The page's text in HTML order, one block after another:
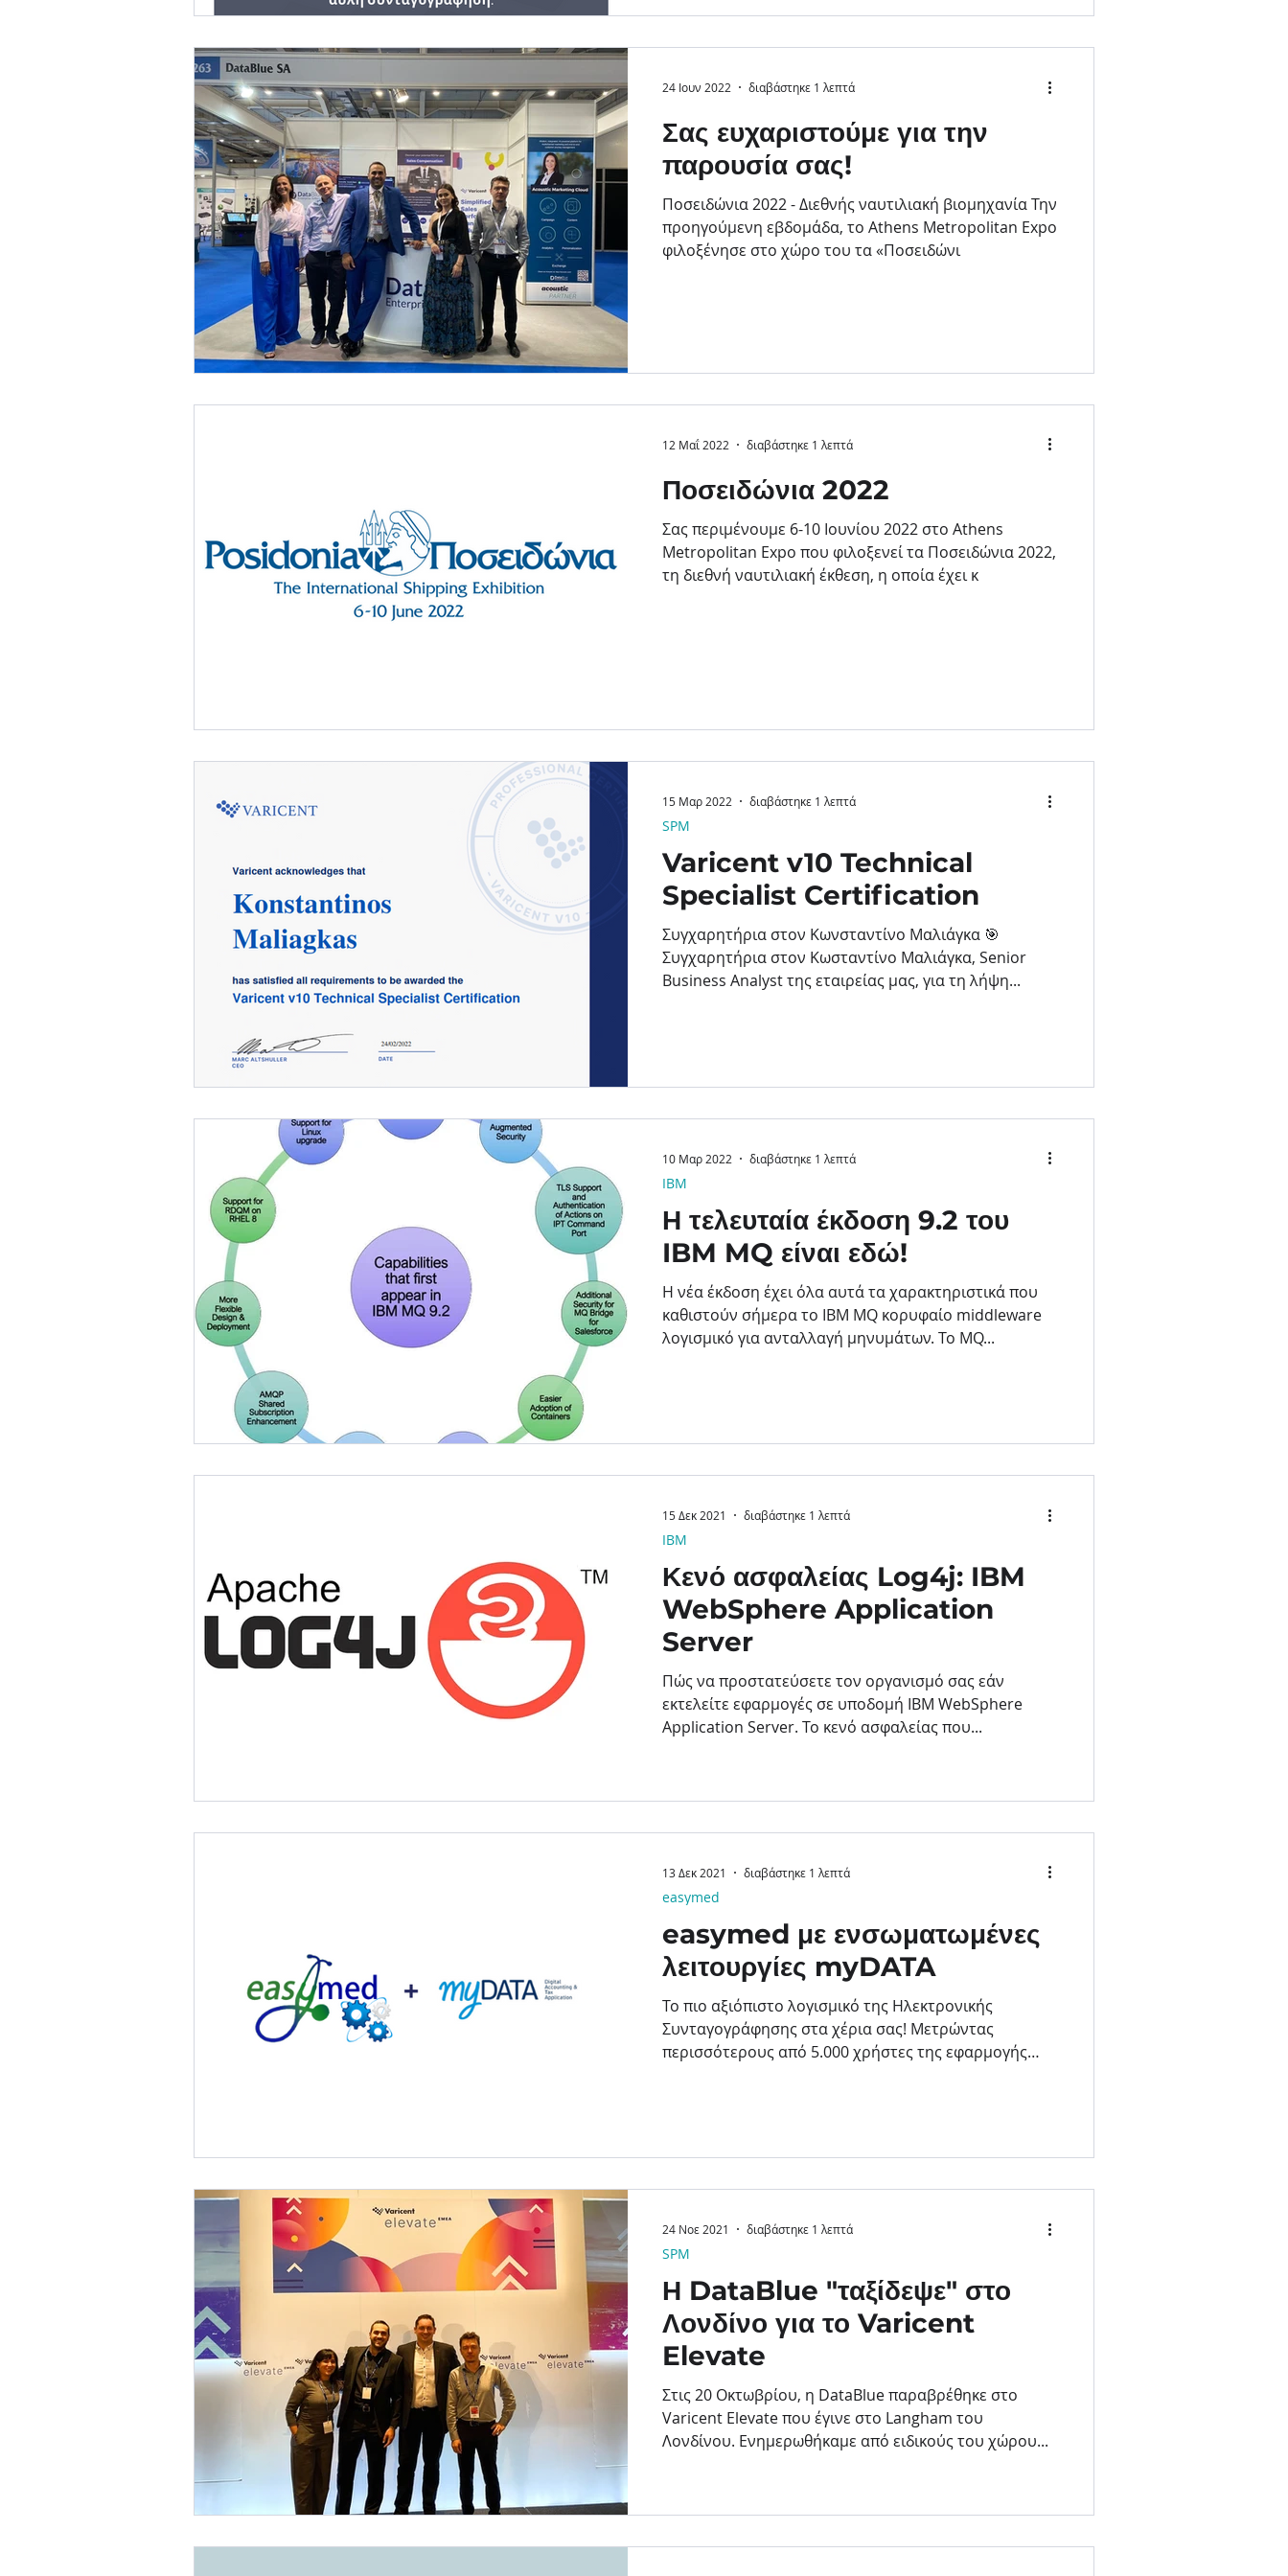
Σας ευχαριστούμε για την
παρουσία σας!
Ποσειδώνια 2022 - Διεθνής ναυτιλιακή βιομηχανία Την
προηγούμενη εβδομάδα, το Athens Metropolitan Expo
φιλοξένησε στο χώρο του τα «Ποσειδώνι
24 Ιουν 2022 διαβάστηκε 1 λεπτά
Ποσειδώνια 2022
Σας περιμένουμε 6-10 Ιουνίου 2022 στο Athens
Metropolitan Expo που φιλοξενεί τα Ποσειδώνια 2022,
τη διεθνή ναυτιλιακή έκθεση, η οποία έχει κ
12 Μαΐ 2022 διαβάστηκε 1 λεπτά
Varicent v10 Technical
Specialist Certification
Συγχαρητήρια στον Κωνσταντίνο Μαλιάγκα 🎯
Συγχαρητήρια στον Κωσταντίνο Μαλιάγκα, Senior
Business Analyst της εταιρείας μας, για τη λήψη...
SPM
15 Μαρ 2022 διαβάστηκε 1 λεπτά
Η τελευταία έκδοση 9.2 του
IBM MQ είναι εδώ!
Η νέα έκδοση έχει όλα αυτά τα χαρακτηριστικά που
καθιστούν σήμερα το IBM MQ κορυφαίο middleware
λογισμικό για ανταλλαγή μηνυμάτων. Το MQ...
IBM
10 Μαρ 2022 διαβάστηκε 1 λεπτά
Κενό ασφαλείας Log4j: IBM
WebSphere Application
Server
Πώς να προστατεύσετε τον οργανισμό σας εάν
εκτελείτε εφαρμογές σε υποδομή IBM WebSphere
Application Server. Το κενό ασφαλείας που...
IBM
15 Δεκ 2021 διαβάστηκε 1 λεπτά
easymed με ενσωματωμένες
λειτουργίες myDATA
Το πιο αξιόπιστο λογισμικό της Ηλεκτρονικής
Συνταγογράφησης στα χέρια σας! Μετρώντας
περισσότερους από 5.000 χρήστες της εφαρμογής
easymed
13 Δεκ 2021 διαβάστηκε 1 λεπτά
Η DataBlue "ταξίδεψε" στο
Λονδίνο για το Varicent
Elevate
Στις 20 Οκτωβρίου, η DataBlue παραβρέθηκε στο
Varicent Elevate που έγινε στο Langham του
Λονδίνου. Ενημερωθήκαμε από ειδικούς του χώρου...
SPM
24 Νοε 2021 διαβάστηκε 1 λεπτά